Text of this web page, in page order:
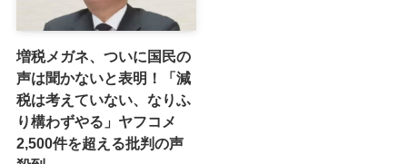
増税メガネ、ついに国民の
声は聞かないと表明！「減
税は考えていない、なりふ
り構わずやる」ヤフコメ
2,500件を超える批判の声